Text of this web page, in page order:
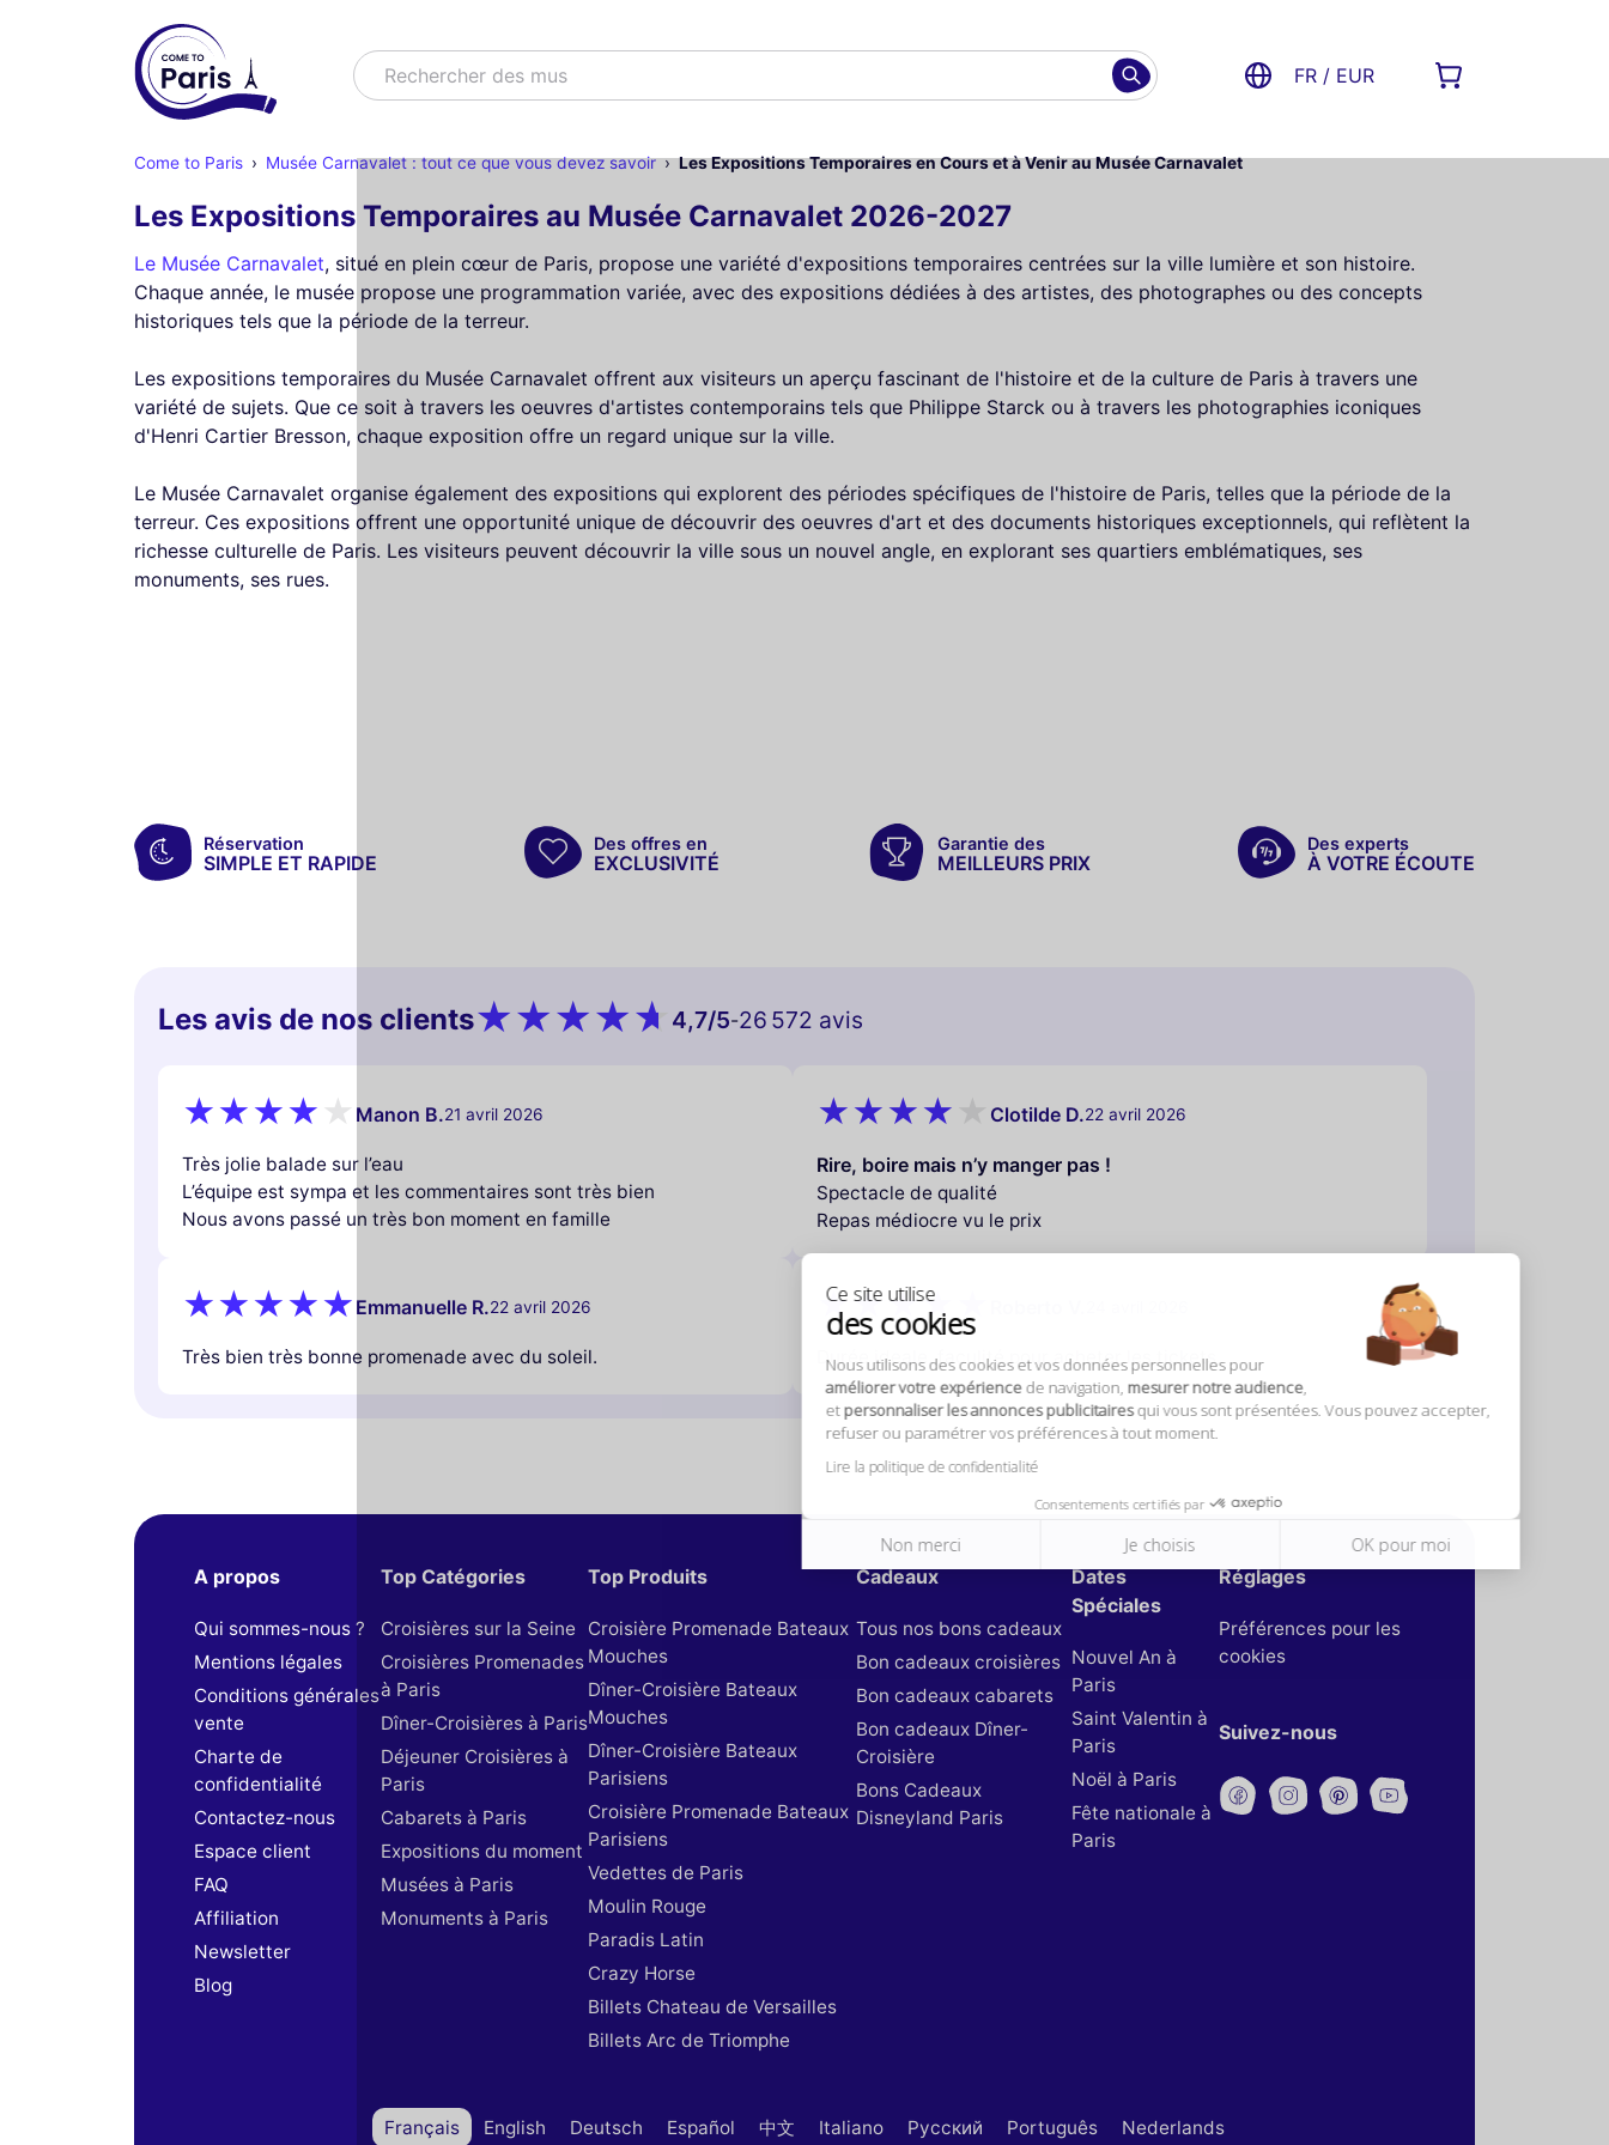
Nous utilisons des cookies et vos données personnelles pour
améliorer votre expérience
mesurer notre audience,
qui vous sont présentées. Vous pouvez accepter,
Lire la politique de confidentialité
Je choisis OK pour moi
Rechercher
Rechercher des musées FR / EUR
Come to Paris Musée Carnavalet : tout ce que vous devez savoir Les Expositions Temporaires en Cours et à Venir au Musée Carnavalet
Les Expositions Temporaires au Musée Carnavalet 2026-2027
Le Musée Carnavalet, situé en plein cœur de Paris, propose une variété d'expositions temporaires centrées sur la ville lumière et son histoire.
Chaque année, le musée propose une programmation variée, avec des expositions dédiées à des artistes, des photographes ou des concepts
historiques tels que la période de la terreur.
Les expositions temporaires du Musée Carnavalet offrent aux visiteurs un aperçu fascinant de l'histoire et de la culture de Paris à travers une
variété de sujets. Que ce soit à travers les oeuvres d'artistes contemporains tels que Philippe Starck ou à travers les photographies iconiques
d'Henri Cartier Bresson, chaque exposition offre un regard unique sur la ville.
Le Musée Carnavalet organise également des expositions qui explorent des périodes spécifiques de l'histoire de Paris, telles que la période de la
terreur. Ces expositions offrent une opportunité unique de découvrir des oeuvres d'art et des documents historiques exceptionnels, qui reflètent la
richesse culturelle de Paris. Les visiteurs peuvent découvrir la ville sous un nouvel angle, en explorant ses quartiers emblématiques, ses
monuments, ses rues.
Réservation
SIMPLE ET RAPIDE
Des offres en
EXCLUSIVITÉ
Garantie des
MEILLEURS PRIX
Des experts
À VOTRE ÉCOUTE
Les avis de nos clients 4,7/5-26 572 avis
Manon B.21 avril 2026
Très jolie balade sur l’eau
L’équipe est sympa et les commentaires sont très bien
Nous avons passé un très bon moment en famille
Clotilde D.22 avril 2026
Rire, boire mais n’y manger pas !
Spectacle de qualité
Repas médiocre vu le prix
Emmanuelle R.22 avril 2026
Très bien très bonne promenade avec du soleil. Durée ideale, faculité pour acheter les tickets
A propos
Qui sommes-nous ?
Mentions légales
Conditions générales
vente
Charte de
confidentialité
Contactez-nous
Espace client
FAQ
Affiliation
Newsletter
Blog
Top Catégories
Croisières sur la Seine
Croisières Promenades
à Paris
Dîner-Croisières à Paris
Déjeuner Croisières à
Paris
Cabarets à Paris
Expositions du moment
Musées à Paris
Monuments à Paris
Top Produits
Croisière Promenade Bateaux
Mouches
Dîner-Croisière Bateaux
Mouches
Dîner-Croisière Bateaux
Parisiens
Croisière Promenade Bateaux
Parisiens
Vedettes de Paris
Moulin Rouge
Paradis Latin
Crazy Horse
Billets Chateau de Versailles
Billets Arc de Triomphe
Cadeaux
Tous nos bons cadeaux
Bon cadeaux croisières
Bon cadeaux cabarets
Bon cadeaux Dîner-
Croisière
Bons Cadeaux
Disneyland Paris
Dates
Spéciales
Nouvel An à
Paris
Saint Valentin à
Paris
Noël à Paris
Fête nationale à
Paris
Réglages
Préférences pour les
cookies
Suivez-nous
Français English Deutsch Español 中文 Italiano Русский Português Nederlands